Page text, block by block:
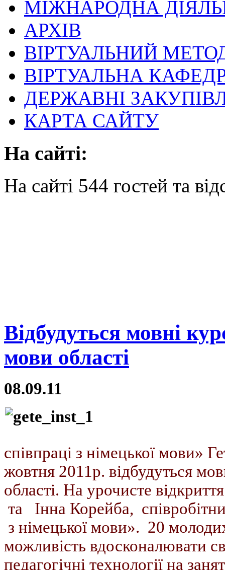
МІЖНАРОДНА
АРХІВ
ВІРТУАЛЬНИЙ
ВІРТУАЛЬНА
ДЕРЖАВНІ
КАРТА САЙТУ
На сайті:
На сайті 544 гостей та
Відбудуться мовні
мови області
08.09.11
співпраці з німецької мови»
жовтня 2011р. відбудуться
області. На урочисте
та Інна Корейба,
з німецької мови». 20
можливість вдосконалювати
педагогічні технології на